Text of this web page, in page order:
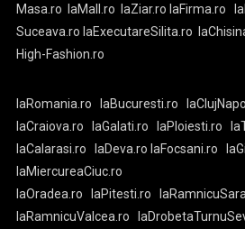
Masa.ro
laMall.ro laZiar.ro laFirma.ro
Suceava.ro laExecutareSilita.ro
High-Fashion.ro
laRomania.ro laBucuresti.ro
laCraiova.ro
laGalati.ro laPloiesti.ro
laCalarasi.ro
laDeva.ro laFocsani.ro
laMiercureaCiuc.ro
laOradea.ro
laPitesti.ro
laRamnicuValcea.ro